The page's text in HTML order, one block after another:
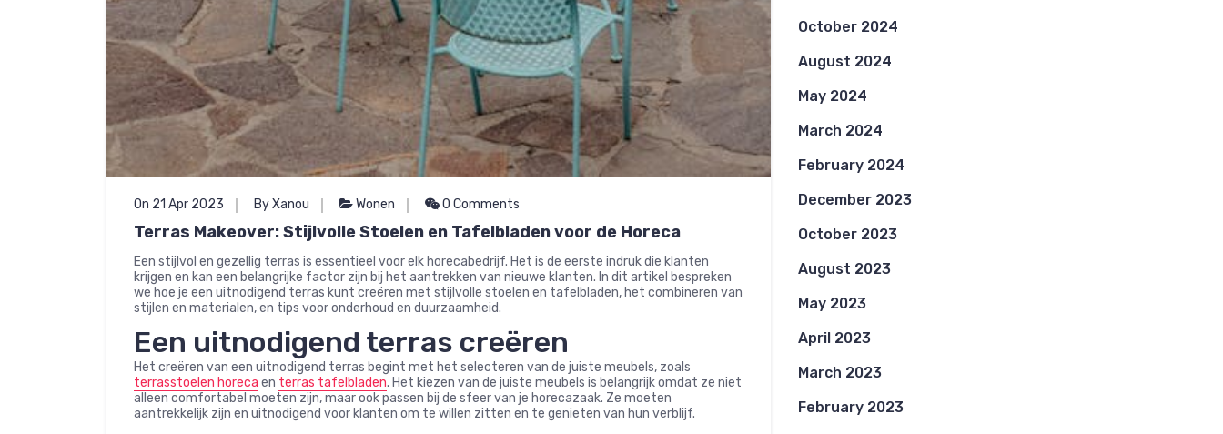
On 21 Apr 2023 By Xanou Wonen 0 Comments
Terras Makeover: Stijlvolle Stoelen en Tafelbladen voor de Horeca
Een stijlvol en gezellig terras is essentieel voor elk horecabedrijf. Het is de eerste indruk die klanten
krijgen en kan een belangrijke factor zijn bij het aantrekken van nieuwe klanten. In dit artikel bespreken
we hoe je een uitnodigend terras kunt creëren met stijlvolle stoelen en tafelbladen, het combineren van
stijlen en materialen, en tips voor onderhoud en duurzaamheid.
Een uitnodigend terras creëren
Het creëren van een uitnodigend terras begint met het selecteren van de juiste meubels, zoals
terrasstoelen horeca en terras tafelbladen. Het kiezen van de juiste meubels is belangrijk omdat ze niet
alleen comfortabel moeten zijn, maar ook passen bij de sfeer van je horecazaak. Ze moeten
aantrekkelijk zijn en uitnodigend voor klanten om te willen zitten en te genieten van hun verblijf.
October 2024
August 2024
May 2024
March 2024
February 2024
December 2023
October 2023
August 2023
May 2023
April 2023
March 2023
February 2023